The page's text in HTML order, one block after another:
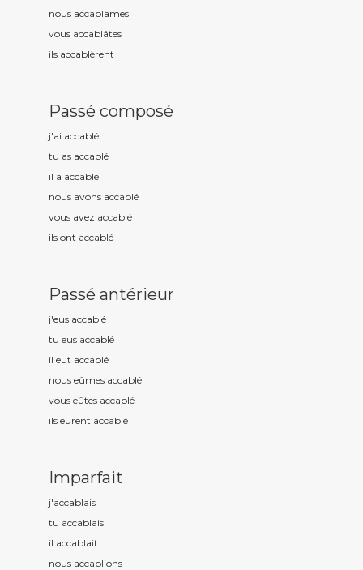
nous accablâmes
vous accablâtes
ils accablèrent
Passé composé
j'ai accablé
tu as accablé
il a accablé
nous avons accablé
vous avez accablé
ils ont accablé
Passé antérieur
j'eus accablé
tu eus accablé
il eut accablé
nous eûmes accablé
vous eûtes accablé
ils eurent accablé
Imparfait
j'accablais
tu accablais
il accablait
nous accablions